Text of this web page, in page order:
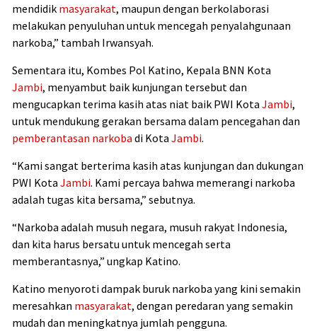
mendidik masyarakat, maupun dengan berkolaborasi
melakukan penyuluhan untuk mencegah penyalahgunaan
narkoba,” tambah Irwansyah.
Sementara itu, Kombes Pol Katino, Kepala BNN Kota
Jambi, menyambut baik kunjungan tersebut dan
mengucapkan terima kasih atas niat baik PWI Kota Jambi,
untuk mendukung gerakan bersama dalam pencegahan dan
pemberantasan narkoba di Kota Jambi.
“Kami sangat berterima kasih atas kunjungan dan dukungan
PWI Kota Jambi. Kami percaya bahwa memerangi narkoba
adalah tugas kita bersama,” sebutnya.
“Narkoba adalah musuh negara, musuh rakyat Indonesia,
dan kita harus bersatu untuk mencegah serta
memberantasnya,” ungkap Katino.
Katino menyoroti dampak buruk narkoba yang kini semakin
meresahkan masyarakat, dengan peredaran yang semakin
mudah dan meningkatnya jumlah pengguna.